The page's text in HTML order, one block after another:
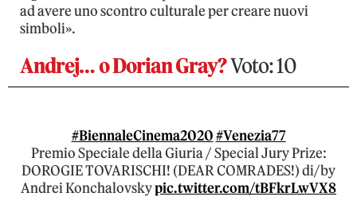
ad avere uno scontro culturale per creare nuovi
simboli».
Andrej… o Dorian Gray?Voto: 10
#BiennaleCinema2020#Venezia77
Premio Speciale della Giuria / Special Jury Prize:
DOROGIE TOVARISCHI! (DEAR COMRADES!) di/by
Andrei Konchalovskypic.twitter.com/tBFkrLwVX8